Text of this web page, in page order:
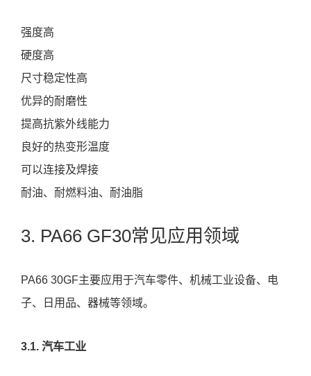
强度高
硬度高
尺寸稳定性高
优异的耐磨性
提高抗紫外线能力
良好的热变形温度
可以连接及焊接
耐油、耐燃料油、耐油脂
3. PA66 GF30常见应用领域
PA66 30GF主要应用于汽车零件、机械工业设备、电
子、日用品、器械等领域。
3.1. 汽车工业